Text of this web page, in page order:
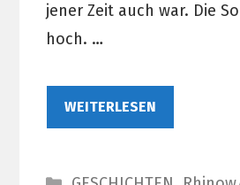
jener Zeit auch war. Die
hoch. …
WEITERLESEN
Kategorien